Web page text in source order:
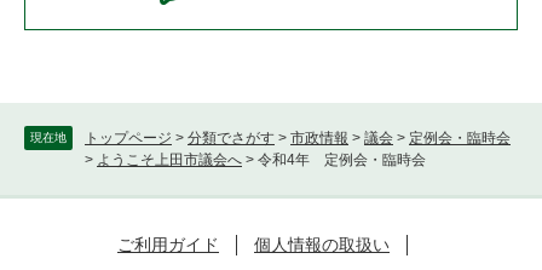
現在地 トップページ > 分類でさがす > 市政情報 > 議会 > 定例会・臨時会
> ようこそ上田市議会へ > 令和4年 定例会・臨時会
ご利用ガイド
個人情報の取扱い